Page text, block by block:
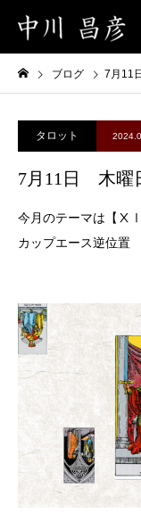
ブログ 7月11
タロット
7月11日 木曜
今月のテーマは【ⅩⅠ
カップエース逆位置